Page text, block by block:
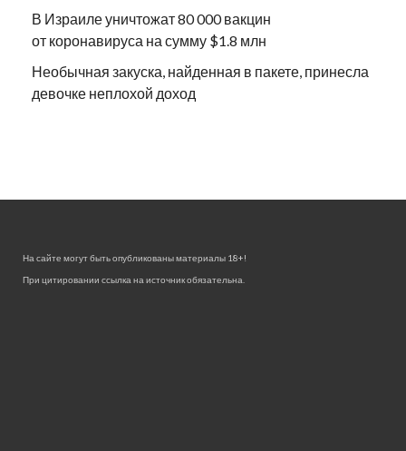
В Израиле уничтожат 80 000 вакцин
от коронавируса на сумму $1.8 млн
Необычная закуска, найденная в пакете, принесла
девочке неплохой доход
На сайте могут быть опубликованы материалы 18+!
При цитировании ссылка на источник обязательна.